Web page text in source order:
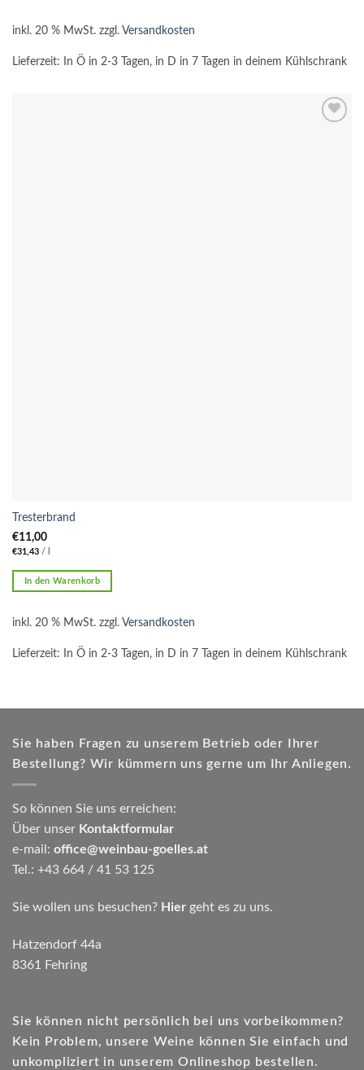
inkl. 20 % MwSt. zzgl. Versandkosten
Lieferzeit: In Ö in 2-3 Tagen, in D in 7 Tagen in deinem Kühlschrank
Tresterbrand
€11,00
€31,43/
In den Warenkorb
inkl. 20 % MwSt. zzgl. Versandkosten
Lieferzeit: In Ö in 2-3 Tagen, in D in 7 Tagen in deinem Kühlschrank
Sie haben Fragen zu unserem Betrieb oder Ihrer
Bestellung? Wir kümmern uns gerne um Ihr Anliegen.
So können Sie uns erreichen:
Über unser Kontaktformular
e-mail: office@weinbau-goelles.at
Tel.: +43 664 / 41 53 125
Sie wollen uns besuchen? Hier geht es zu uns.
Hatzendorf 44a
8361 Fehring
Sie können nicht persönlich bei uns vorbeikommen?
Kein Problem, unsere Weine können Sie einfach und
unkompliziert in unserem Onlineshop bestellen.